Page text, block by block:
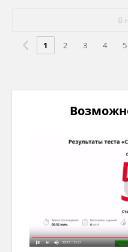
В
1 2 3 4 5